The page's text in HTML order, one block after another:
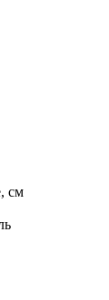
см